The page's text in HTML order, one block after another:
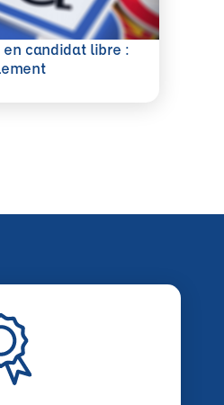
en candidat libre :